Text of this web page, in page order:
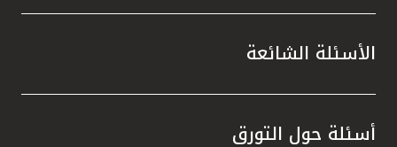
الأسئلة الشائعة
أسئلة حول التورق